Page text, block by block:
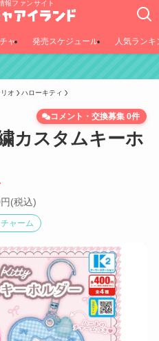
報ファンサイト
ャ 発売スケジュール 人気ランキ
オ ハローキティ
カスタムキーホ
コメント・交換募集 0件
(税込)
ャーム